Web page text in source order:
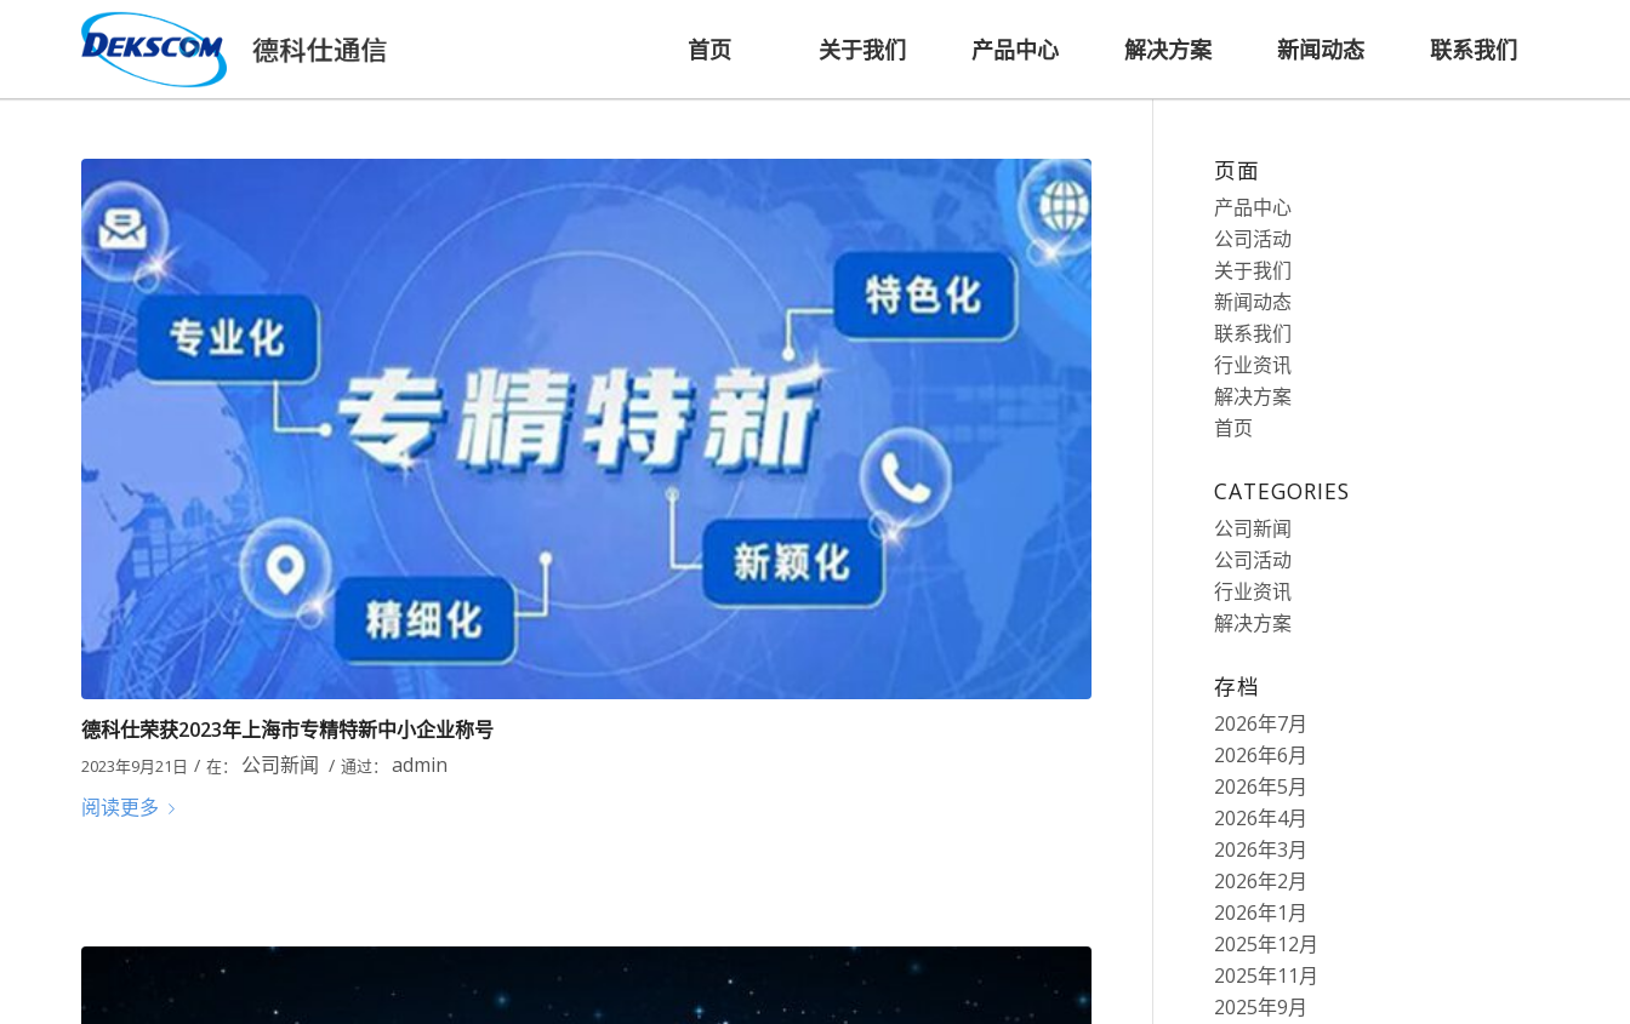
首页 关于我们 产品中心 解决方案 新闻动态 联系我们
德科仕荣获2023年上海市专精特新中小企业称号
2023年9月21日 / 在： 公司新闻 / 通过： admin
阅读更多
页面
产品中心
公司活动
关于我们
新闻动态
联系我们
行业资讯
解决方案
首页
CATEGORIES
公司新闻
公司活动
行业资讯
解决方案
存档
2026年7月
2026年6月
2026年5月
2026年4月
2026年3月
2026年2月
2026年1月
2025年12月
2025年11月
2025年9月